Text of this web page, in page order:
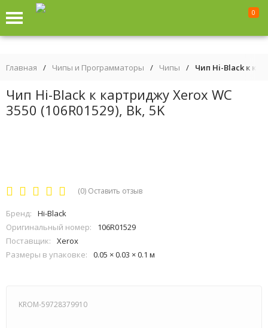
0
Главная / Чипы и Программаторы / Чипы / Чип Hi-Black к
Чип Hi-Black к картриджу Xerox WC
3550 (106R01529), Bk, 5K
(0) Оставить отзыв
Бренд:
Hi-Black
Оригинальный номер:
106R01529
Поставщик:
Xerox
Размеры в упаковке:
0.05 × 0.03 × 0.1 м
KROM-59728379910